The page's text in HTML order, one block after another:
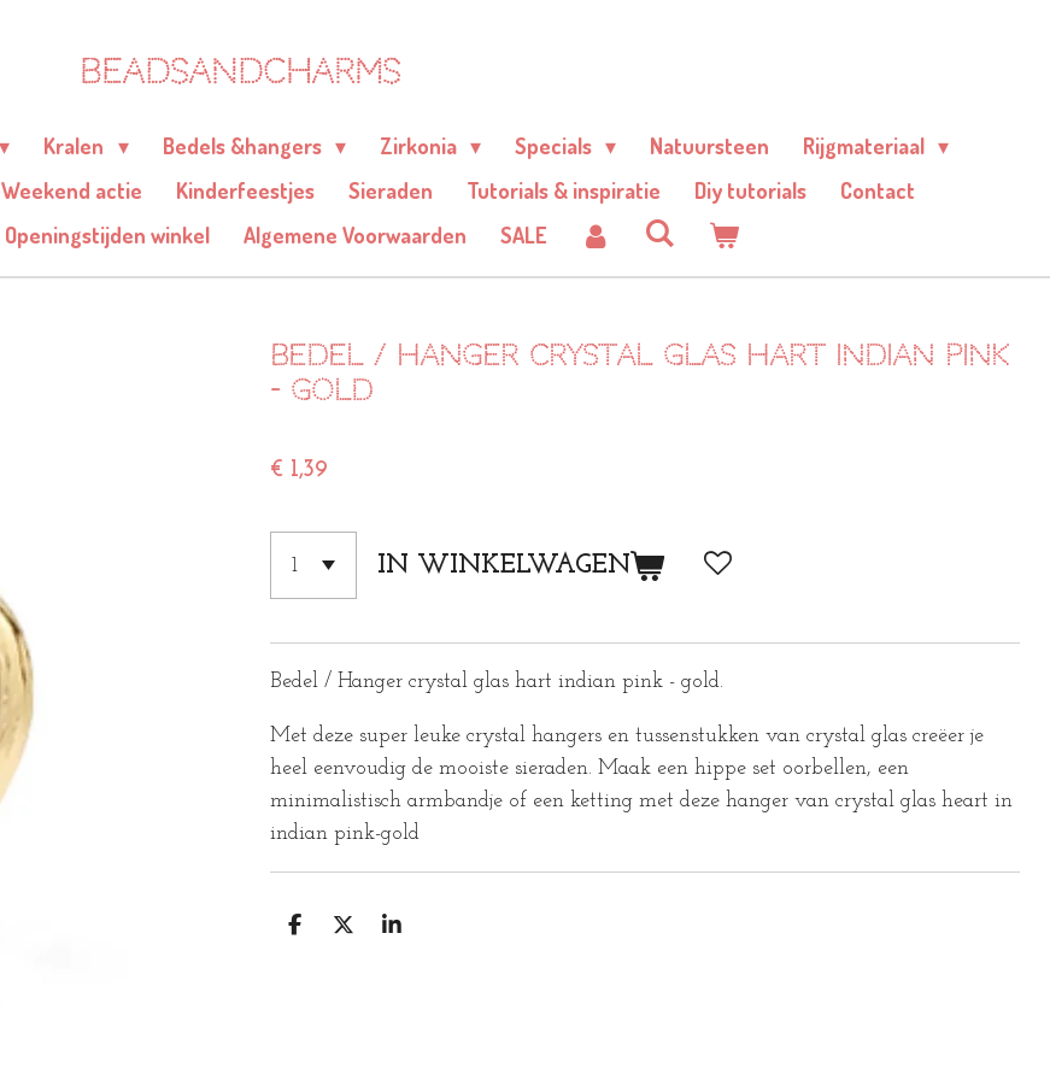
BEADSANDCHARMS
Kralen Bedels &hangers Zirkonia Specials Natuursteen
Rijgmateriaal
Weekend actie Kinderfeestjes Sieraden Tutorials & inspiratie Diy tutorials
Contact
Openingstijden winkel Algemene Voorwaarden SALE
Bedel / hanger Crystal glas hart indian pink
- gold
€ 1,39
IN WINKELWAGEN
Bedel / Hanger crystal glas hart indian pink - gold.
Met deze super leuke crystal hangers en tussenstukken van crystal glas creëer je
heel eenvoudig de mooiste sieraden. Maak een hippe set oorbellen, een
minimalistisch armbandje of een ketting met deze hanger van crystal glas heart in
indian pink-gold
D
D
S